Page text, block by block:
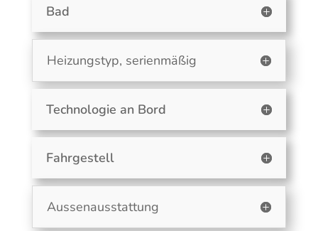
Bad
Heizungstyp, serienmäßig
Technologie an Bord
Fahrgestell
Aussenausstattung